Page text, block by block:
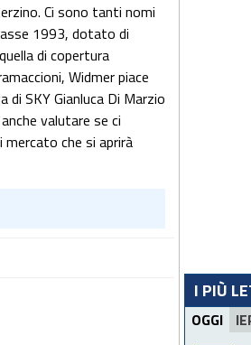
Ci sono tanti nomi
1993, dotato di
di copertura
Widmer piace
SKY Gianluca Di Marzio
valutare se ci
che si aprirà
I PIÙ
OGGI